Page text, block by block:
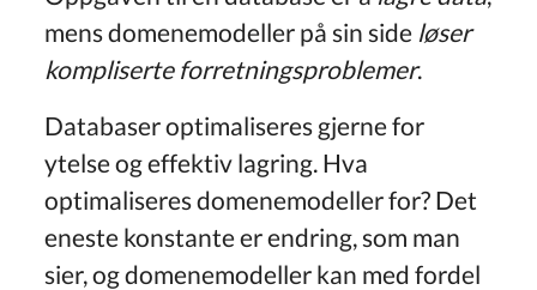
mens domenemodeller på sin side løser
kompliserte forretningsproblemer.
Databaser optimaliseres gjerne for
ytelse og effektiv lagring. Hva
optimaliseres domenemodeller for? Det
eneste konstante er endring, som man
sier, og domenemodeller kan med fordel